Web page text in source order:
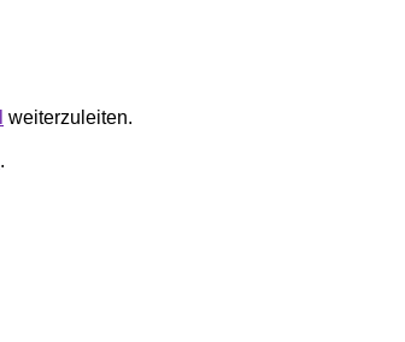
weiterzuleiten.
.